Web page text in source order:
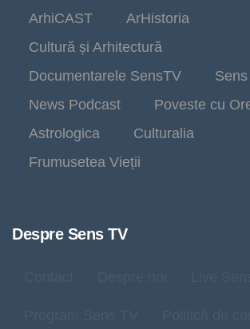
ArhiCAST
ArHistoria
Cultură și Arhitectură
Documentarele SensTV
News Podcast
Poveste cu
Astrologica
Culturalia
Frumusetea Vieții
Despre Sens TV